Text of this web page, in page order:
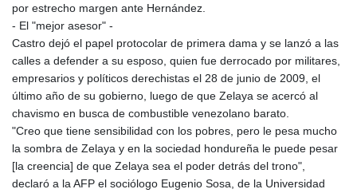
KMF 492.105126
KWD 0.356874
KYD 0.960205
KZT 539.927945
LAK 26033.64904
LBP
103179.229954
LKR 387.028882
LRD 207.974585
LSL 18.793369
por estrecho margen ante Hernández.
- El "mejor asesor" -
Castro dejó el papel protocolar de primera dama y se lanzó a las
calles a defender a su esposo, quien fue derrocado por militares,
empresarios y políticos derechistas el 28 de junio de 2009, el
último año de su gobierno, luego de que Zelaya se acercó al
chavismo en busca de combustible venezolano barato.
"Creo que tiene sensibilidad con los pobres, pero le pesa mucho
la sombra de Zelaya y en la sociedad hondureña le puede pesar
[la creencia] de que Zelaya sea el poder detrás del trono",
declaró a la AFP el sociólogo Eugenio Sosa, de la Universidad